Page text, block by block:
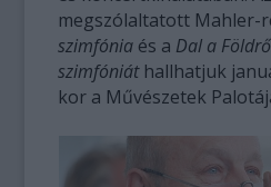
megszólaltatott Mahler-
szimfónia és a Dal a
szimfóniáthallhatjuk
kor a Művészetek